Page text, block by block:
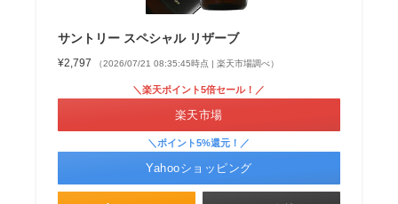
サントリー スペシャル リザーブ
¥2,797 （2026/07/21 08:35:45時点 | 楽天市場調べ）
＼楽天ポイント5倍セール！／
楽天市場
＼ポイント5%還元！／
Yahooショッピング